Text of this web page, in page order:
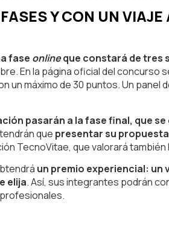
Y CON UN
fase onlineque constará de tres
En la página oficial del
un máximo de 30 puntos. Un
pasarán a la fase final, que
que presentar su
TecnoVitae, que valorará
un premio experiencial: un
elija. Así, sus integrantes podrán